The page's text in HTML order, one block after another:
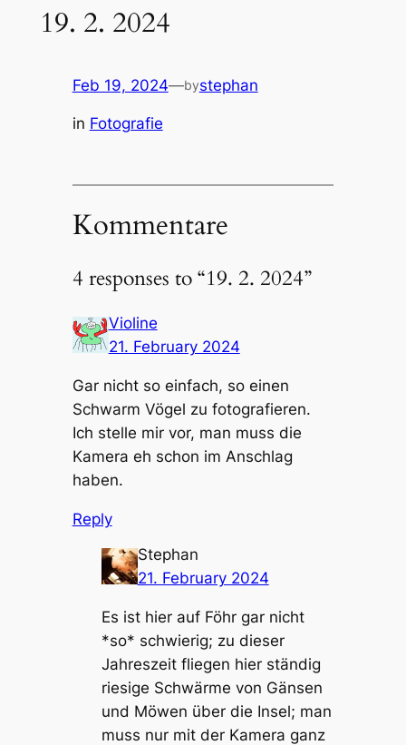
19. 2. 2024
Feb 19, 2024—bystephan
in Fotografie
Kommentare
4 responses to “19. 2. 2024”
Violine
21. February 2024
Gar nicht so einfach, so einen
Schwarm Vögel zu fotografieren.
Ich stelle mir vor, man muss die
Kamera eh schon im Anschlag
haben.
Reply
Stephan
21. February 2024
Es ist hier auf Föhr gar nicht
*so* schwierig; zu dieser
Jahreszeit fliegen hier ständig
riesige Schwärme von Gänsen
und Möwen über die Insel; man
muss nur mit der Kamera ganz